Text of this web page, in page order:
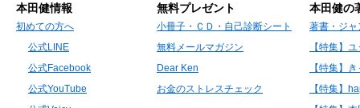
本田健情報
初めての方へ
公式LINE
公式Facebook
公式YouTube
無料プレゼント
小冊子・ＣＤ・自己診断シート
無料メールマガジン
Dear Ken
お金のストレスチェック
本田健の
著書・ジャ
【特集】
【特集】
【特集】